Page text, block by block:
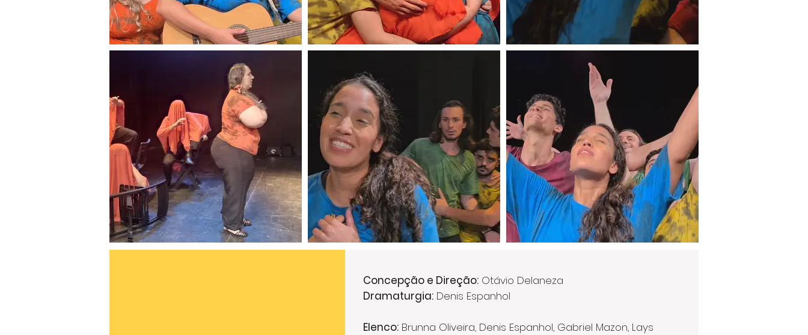
Concepção e Direção: Otávio Delaneza
Dramaturgia: Denis Espanhol
Elenco: Brunna Oliveira, Denis Espanhol, Gabriel Mazon, Lays